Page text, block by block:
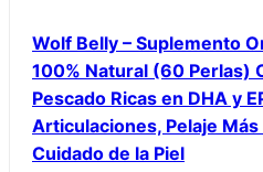
Wolf Belly – Suplemento
100% Natural (60 Perlas)
Pescado Ricas en DHA y
Articulaciones, Pelaje
Cuidado de la Piel